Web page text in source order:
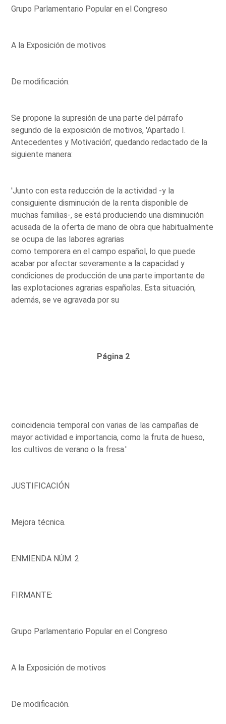
Grupo Parlamentario Popular en el Congreso
A la Exposición de motivos
De modificación.
Se propone la supresión de una parte del párrafo
segundo de la exposición de motivos, 'Apartado I.
Antecedentes y Motivación', quedando redactado de la
siguiente manera:
'Junto con esta reducción de la actividad -y la
consiguiente disminución de la renta disponible de
muchas familias-, se está produciendo una disminución
acusada de la oferta de mano de obra que habitualmente
se ocupa de las labores agrarias
como temporera en el campo español, lo que puede
acabar por afectar severamente a la capacidad y
condiciones de producción de una parte importante de
las explotaciones agrarias españolas. Esta situación,
además, se ve agravada por su
Página 2
coincidencia temporal con varias de las campañas de
mayor actividad e importancia, como la fruta de hueso,
los cultivos de verano o la fresa.'
JUSTIFICACIÓN
Mejora técnica.
ENMIENDA NÚM. 2
FIRMANTE:
Grupo Parlamentario Popular en el Congreso
A la Exposición de motivos
De modificación.